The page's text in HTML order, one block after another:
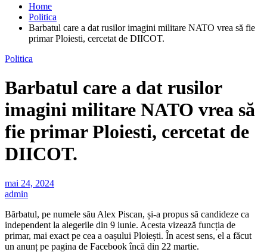
Home
Politica
Barbatul care a dat rusilor imagini militare NATO vrea să fie
primar Ploiesti, cercetat de DIICOT.
Politica
Barbatul care a dat rusilor
imagini militare NATO vrea să
fie primar Ploiesti, cercetat de
DIICOT.
mai 24, 2024
admin
Bărbatul, pe numele său Alex Piscan, și-a propus să candideze ca
independent la alegerile din 9 iunie. Acesta vizează funcția de
primar, mai exact pe cea a oașului Ploiești. În acest sens, el a făcut
un anunț pe pagina de Facebook încă din 22 martie.